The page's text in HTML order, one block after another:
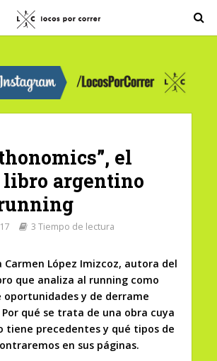
el
libro argentino
3 Tiempo de lectura
Carmen López Imizcoz, autora del
que analiza al running como
oportunidades y de derrame
qué se trata de una obra cuya
tiene precedentes y qué tipos de
en sus páginas.